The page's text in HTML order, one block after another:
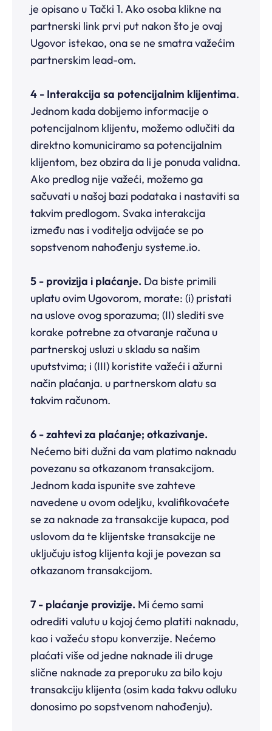
je opisano u Tački 1. Ako osoba klikne na
partnerski link prvi put nakon što je ovaj
Ugovor istekao, ona se ne smatra važećim
partnerskim lead-om.
4 - Interakcija sa potencijalnim klijentima.
Jednom kada dobijemo informacije o
potencijalnom klijentu, možemo odlučiti da
direktno komuniciramo sa potencijalnim
klijentom, bez obzira da li je ponuda validna.
Ako predlog nije važeći, možemo ga
sačuvati u našoj bazi podataka i nastaviti sa
takvim predlogom. Svaka interakcija
između nas i voditelja odvijaće se po
sopstvenom nahođenju systeme.io.
5 - provizija i plaćanje. Da biste primili
uplatu ovim Ugovorom, morate: (i) pristati
na uslove ovog sporazuma; (II) slediti sve
korake potrebne za otvaranje računa u
partnerskoj usluzi u skladu sa našim
uputstvima; i (III) koristite važeći i ažurni
način plaćanja. u partnerskom alatu sa
takvim računom.
6 - zahtevi za plaćanje; otkazivanje.
Nećemo biti dužni da vam platimo naknadu
povezanu sa otkazanom transakcijom.
Jednom kada ispunite sve zahteve
navedene u ovom odeljku, kvalifikovaćete
se za naknade za transakcije kupaca, pod
uslovom da te klijentske transakcije ne
uključuju istog klijenta koji je povezan sa
otkazanom transakcijom.
7 - plaćanje provizije. Mi ćemo sami
odrediti valutu u kojoj ćemo platiti naknadu,
kao i važeću stopu konverzije. Nećemo
plaćati više od jedne naknade ili druge
slične naknade za preporuku za bilo koju
transakciju klijenta (osim kada takvu odluku
donosimo po sopstvenom nahođenju).